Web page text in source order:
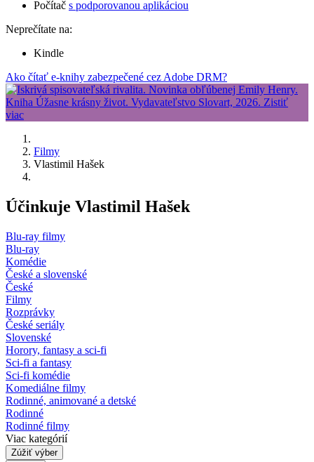
Počítač s podporovanou aplikáciou
Neprečítate na:
Kindle
Ako čítať e-knihy zabezpečené cez Adobe DRM?
Filmy
Vlastimil Hašek
Účinkuje Vlastimil Hašek
Blu-ray filmy
Blu-ray
Komédie
České a slovenské
České
Filmy
Rozprávky
České seriály
Slovenské
Horory, fantasy a sci-fi
Sci-fi a fantasy
Sci-fi komédie
Komediálne filmy
Rodinné, animované a detské
Rodinné
Rodinné filmy
Viac kategórií
Zúžiť výber